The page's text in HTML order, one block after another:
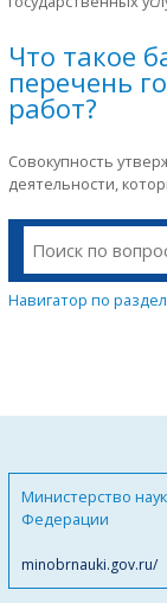
Что такое
перечень
работ?
Совокупность
деятельности,
Навигатор по
Министерство
Федерации
minobrnauki.gov.ru/